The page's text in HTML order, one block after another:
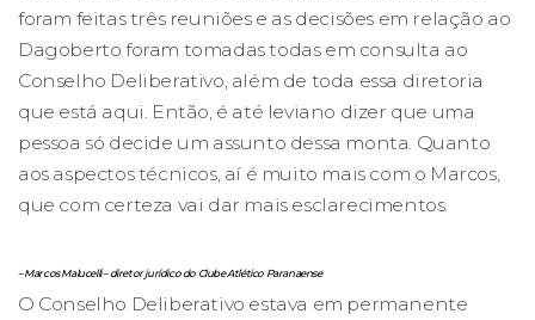
foram feitas três reuniões e as decisões em relação ao
Dagoberto foram tomadas todas em consulta ao
Conselho Deliberativo, além de toda essa diretoria
que está aqui. Então, é até leviano dizer que uma
pessoa só decide um assunto dessa monta. Quanto
aos aspectos técnicos, aí é muito mais com o Marcos,
que com certeza vai dar mais esclarecimentos.
– Marcos Malucelli – diretor jurídico do Clube Atlético Paranaense
O Conselho Deliberativo estava em permanente